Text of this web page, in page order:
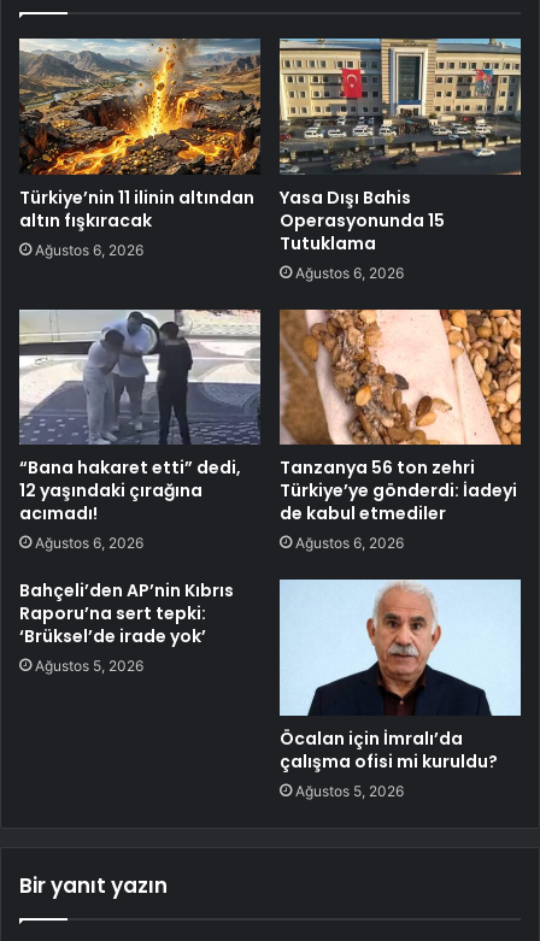
Türkiye’nin 11 ilinin altından
altın fışkıracak
Ağustos 6, 2026
Yasa Dışı Bahis
Operasyonunda 15
Tutuklama
Ağustos 6, 2026
“Bana hakaret etti” dedi,
12 yaşındaki çırağına
acımadı!
Ağustos 6, 2026
Tanzanya 56 ton zehri
Türkiye’ye gönderdi: İadeyi
de kabul etmediler
Ağustos 6, 2026
Bahçeli’den AP’nin Kıbrıs
Raporu’na sert tepki:
‘Brüksel’de irade yok’
Ağustos 5, 2026
Öcalan için İmralı’da
çalışma ofisi mi kuruldu?
Ağustos 5, 2026
Bir yanıt yazın